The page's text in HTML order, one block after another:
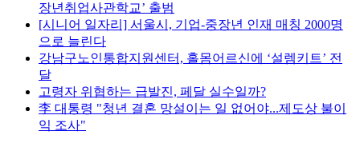
장년취업사관학교’ 출범
[시니어 일자리] 서울시, 기업-중장년 인재 매칭 2000명
으로 늘린다
강남구노인통합지원센터, 홀몸어르신에 ‘설렘키트’ 전
달
고령자 위협하는 급발진, 페달 실수일까?
李 대통령 "청년 결혼 망설이는 일 없어야...제도상 불이
익 조사"